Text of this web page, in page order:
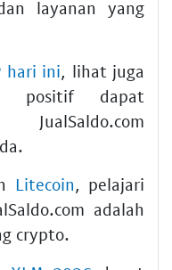
layanan yang
hari ini , lihat juga
positif dapat
Litecoin , pelajari
adalah
crypto.